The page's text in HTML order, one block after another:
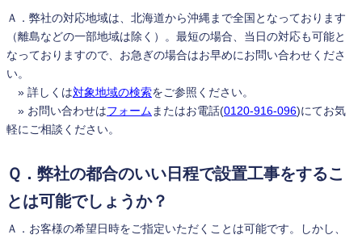
Ａ．弊社の対応地域は、北海道から沖縄まで全国となっております
（離島などの一部地域は除く）。最短の場合、当日の対応も可能と
なっておりますので、お急ぎの場合はお早めにお問い合わせくださ
い。
» 詳しくは対象地域の検索をご参照ください。
» お問い合わせはフォーム またはお電話(0120-916-096)にてお気
軽にご相談ください。
Ｑ．弊社の都合のいい日程で設置工事をするこ
とは可能でしょうか？
Ａ．お客様の希望日時をご指定いただくことは可能です。しかし、